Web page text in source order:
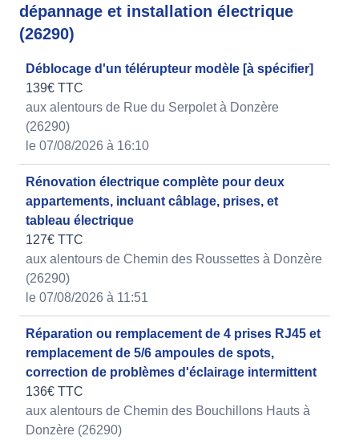
dépannage et installation électrique
(26290)
Déblocage d'un télérupteur modèle [à spécifier]
139€ TTC
aux alentours de Rue du Serpolet à Donzère
(26290)
le 07/08/2026 à 16:10
Rénovation électrique complète pour deux
appartements, incluant câblage, prises, et
tableau électrique
127€ TTC
aux alentours de Chemin des Roussettes à Donzère
(26290)
le 07/08/2026 à 11:51
Réparation ou remplacement de 4 prises RJ45 et
remplacement de 5/6 ampoules de spots,
correction de problèmes d'éclairage intermittent
136€ TTC
aux alentours de Chemin des Bouchillons Hauts à
Donzère (26290)